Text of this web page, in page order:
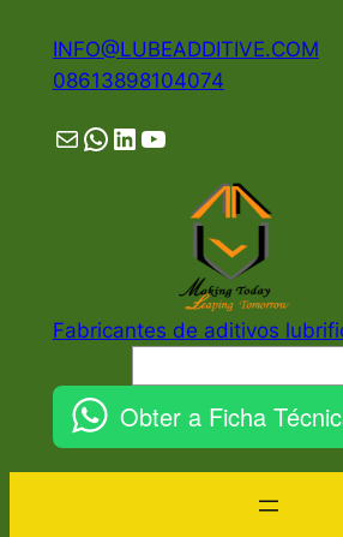
INFO@LUBEADDITIVE.COM
08613898104074
MailWhatsApp
LinkedIn
YouTube
Fabricantes de aditivos
Obter a Ficha